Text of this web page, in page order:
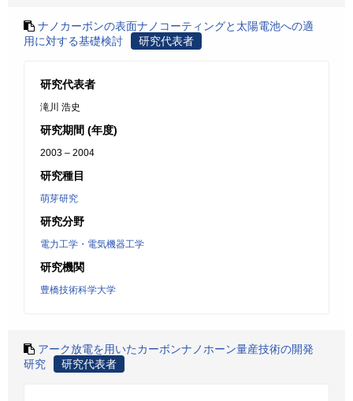
ナノカーボンの表面ナノコーティングと太陽電池への適
用に対する基礎検討
研究代表者
研究代表者
滝川 浩史
研究期間 (年度)
2003 – 2004
研究種目
萌芽研究
研究分野
電力工学・電気機器工学
研究機関
豊橋技術科学大学
アーク放電を用いたカーボンナノホーン量産技術の開発
研究
研究代表者